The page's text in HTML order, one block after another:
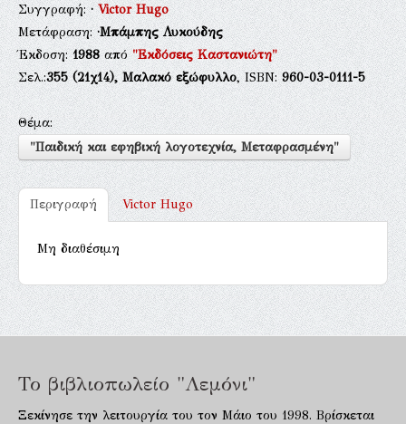
Συγγραφή:·Victor Hugo
Μετάφραση:·Μπάμπης Λυκούδης
Έκδοση:1988από"Εκδόσεις Καστανιώτη"
Σελ.:355(21χ14), Μαλακό εξώφυλλο, ISBN:960-03-0111-5
Θέμα:
"Παιδική και εφηβική λογοτεχνία, Μεταφρασμένη"
Περιγραφή Victor Hugo
Μη διαθέσιμη
Το βιβλιοπωλείο "Λεμόνι"
Ξεκίνησε την λειτουργία του τον Μάιο του 1998. Βρίσκεται